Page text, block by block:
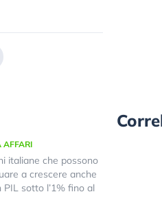
AFFARI
italiane che possono
a crescere anche
PIL sotto l’1% fino al